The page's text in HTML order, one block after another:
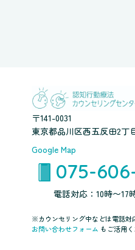
〒141-0031
東京都品川区西五反田2丁
Google Map
075-
電話対応：10時〜17
※カウンセリング中などは電話対
お問い合わせフォーム もご活用く